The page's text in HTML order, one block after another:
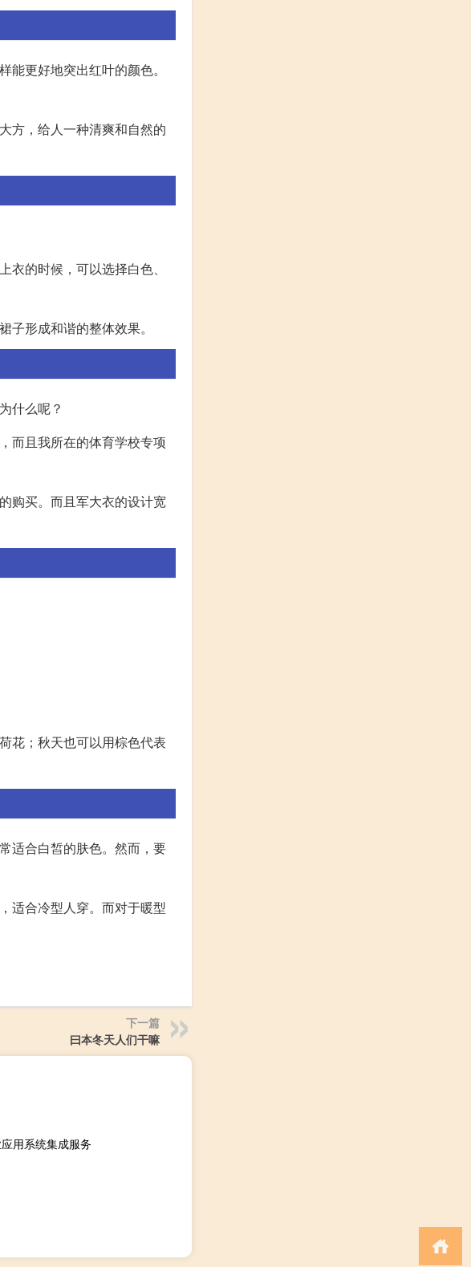
更好地突出红叶的颜色。
方，给人一种清爽和自然的
的时候，可以选择白色、
形成和谐的整体效果。
什么呢？
而且我所在的体育学校专项
购买。而且军大衣的设计宽
花；秋天也可以用棕色代表
适合白皙的肤色。然而，要
适合冷型人穿。而对于暖型
下一篇
曰本冬天人们干嘛
用系统集成服务